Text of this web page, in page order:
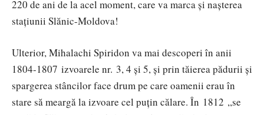
220 de ani de la acel moment, care va marca și nașterea
stațiunii Slănic-Moldova!
Ulterior, Mihalachi Spiridon va mai descoperi în anii
1804-1807 izvoarele nr. 3, 4 şi 5, şi prin tăierea pădurii şi
spargerea stâncilor face drum pe care oamenii erau în
stare să meargă la izvoare cel puţin călare. În 1812 ,,se